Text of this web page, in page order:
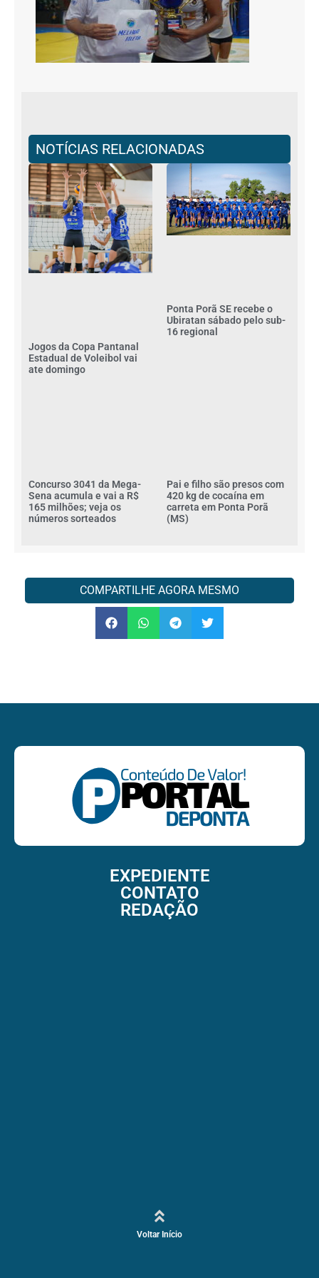
NOTÍCIAS RELACIONADAS
Jogos da Copa Pantanal
Estadual de Voleibol vai
ate domingo
Ponta Porã SE recebe o
Ubiratan sábado pelo sub-
16 regional
Concurso 3041 da Mega-
Sena acumula e vai a R$
165 milhões; veja os
números sorteados
Pai e filho são presos com
420 kg de cocaína em
carreta em Ponta Porã
(MS)
COMPARTILHE AGORA MESMO
EXPEDIENTE
CONTATO
REDAÇÃO
Voltar Início